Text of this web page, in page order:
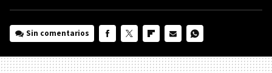
Sin comentarios
MAIL